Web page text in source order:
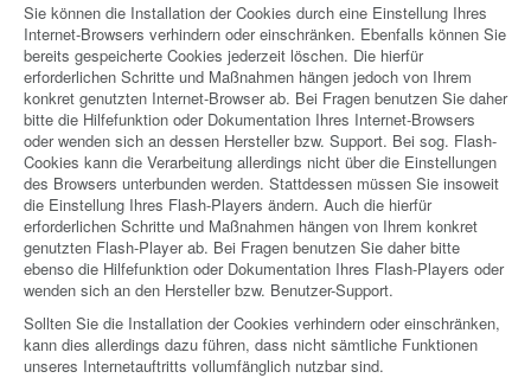
Sie können die Installation der Cookies durch eine Einstellung Ihres
Internet-Browsers verhindern oder einschränken. Ebenfalls können Sie
bereits gespeicherte Cookies jederzeit löschen. Die hierfür
erforderlichen Schritte und Maßnahmen hängen jedoch von Ihrem
konkret genutzten Internet-Browser ab. Bei Fragen benutzen Sie daher
bitte die Hilfefunktion oder Dokumentation Ihres Internet-Browsers
oder wenden sich an dessen Hersteller bzw. Support. Bei sog. Flash-
Cookies kann die Verarbeitung allerdings nicht über die Einstellungen
des Browsers unterbunden werden. Stattdessen müssen Sie insoweit
die Einstellung Ihres Flash-Players ändern. Auch die hierfür
erforderlichen Schritte und Maßnahmen hängen von Ihrem konkret
genutzten Flash-Player ab. Bei Fragen benutzen Sie daher bitte
ebenso die Hilfefunktion oder Dokumentation Ihres Flash-Players oder
wenden sich an den Hersteller bzw. Benutzer-Support.
Sollten Sie die Installation der Cookies verhindern oder einschränken,
kann dies allerdings dazu führen, dass nicht sämtliche Funktionen
unseres Internetauftritts vollumfänglich nutzbar sind.